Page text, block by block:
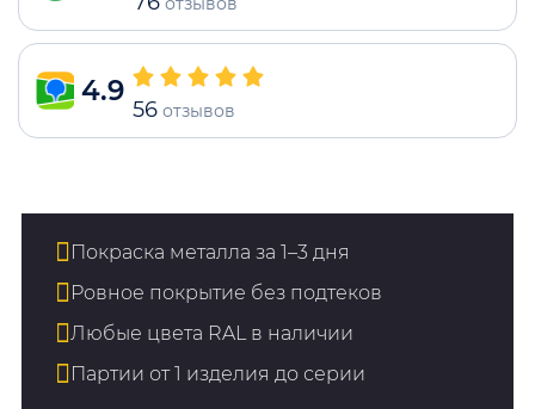
4.9
56 отзывов
Покраска металла за 1–3 дня
Ровное покрытие без подтеков
Любые цвета RAL в наличии
Партии от 1 изделия до серии